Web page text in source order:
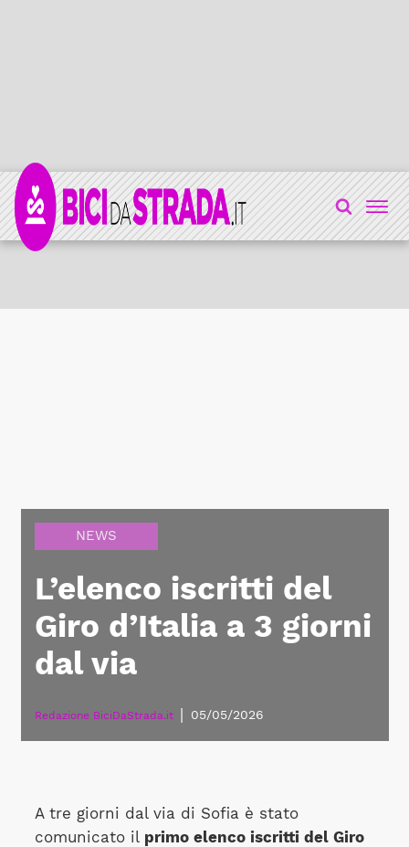
NEWS
L’elenco iscritti del
Giro d’Italia a 3 giorni
dal via
Redazione BiciDaStrada.it 05/05/2026
A tre giorni dal via di Sofia è stato
comunicato il primo elenco iscritti del Giro